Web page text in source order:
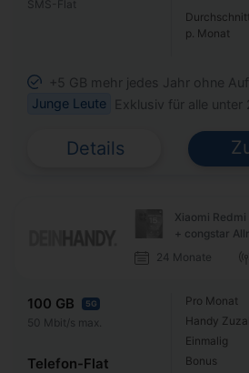
SMS-Flat
p. Monat
+5 GB mehr jedes Jahr ohne
Junge Leute
Exklusiv für alle unter
Details
Xiaomi Redmi
+ congstar
24 Monate
100 GB 5G
50 Mbit/s max.
Telefon-Flat
Pro Monat
Handy
Einmalig
Bonus